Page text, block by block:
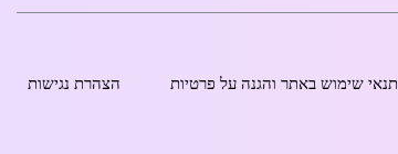
תנאי שימוש באתר והגנה על פרטיות הצהרת נגישות